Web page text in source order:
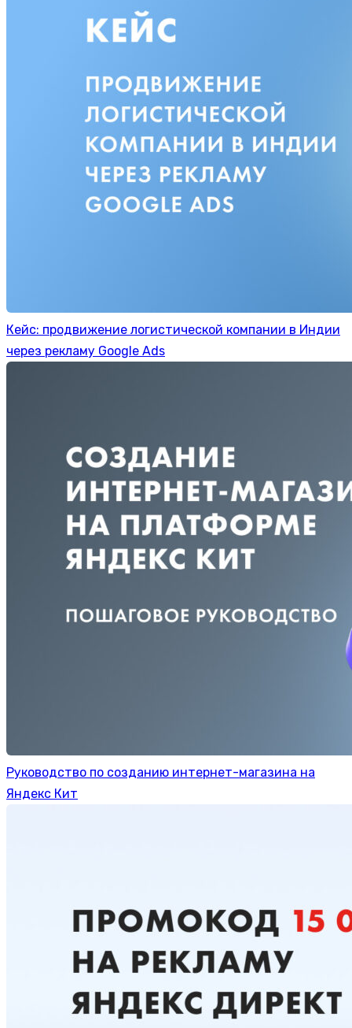
Кейс: продвижение логистической компании в Индии
через рекламу Google Ads
Руководство по созданию интернет-магазина на
Яндекс Кит